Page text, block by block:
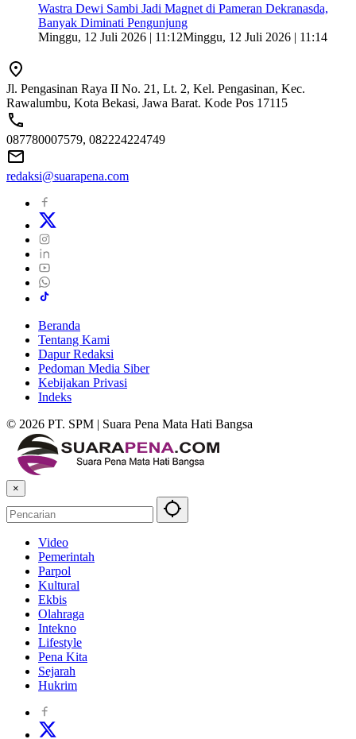
Wastra Dewi Sambi Jadi Magnet di Pameran Dekranasda,
Banyak Diminati Pengunjung
Minggu, 12 Juli 2026 | 11:12Minggu, 12 Juli 2026 | 11:14
Jl. Pengasinan Raya II No. 21, Lt. 2, Kel. Pengasinan, Kec.
Rawalumbu, Kota Bekasi, Jawa Barat. Kode Pos 17115
087780007579, 082224224749
redaksi@suarapena.com
Beranda
Tentang Kami
Dapur Redaksi
Pedoman Media Siber
Kebijakan Privasi
Indeks
© 2026 PT. SPM | Suara Pena Mata Hati Bangsa
×
Video
Pemerintah
Parpol
Kultural
Ekbis
Olahraga
Intekno
Lifestyle
Pena Kita
Sejarah
Hukrim